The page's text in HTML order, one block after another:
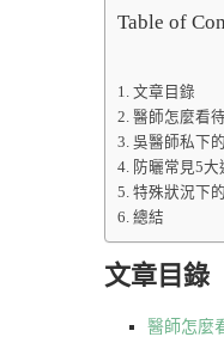
Table of
文章目錄
醫師怎麼看
吳醫師私下
防曬常見5大
特殊狀況下
總結
文章目錄
醫師怎麼